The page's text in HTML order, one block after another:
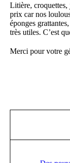
Litière, croquettes,
prix car nos
éponges
très utiles. C’est
Merci pour votre